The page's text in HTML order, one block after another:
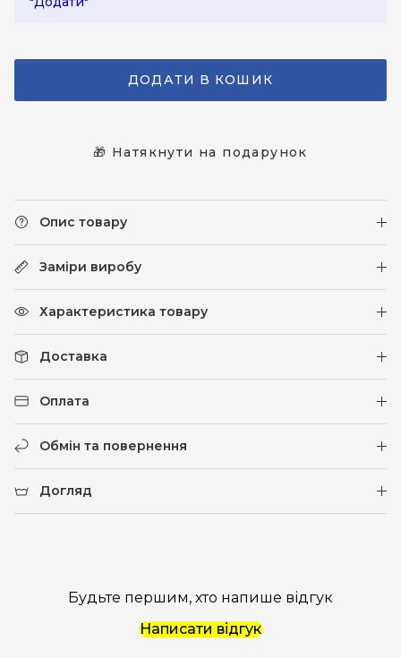
ДОДАТИ В КОШИК
🎁 Натякнути на подарунок
Опис товару
Заміри виробу
Характеристика товару
Доставка
Оплата
Обмін та повернення
Догляд
Будьте першим, хто напише відгук
Написати відгук